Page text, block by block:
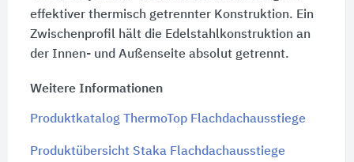
effektiver thermisch getrennter Konstruktion. Ein
Zwischenprofil hält die Edelstahlkonstruktion an
der Innen- und Außenseite absolut getrennt.
Weitere Informationen
Produktkatalog ThermoTop Flachdachausstiege
Produktübersicht Staka Flachdachausstiege